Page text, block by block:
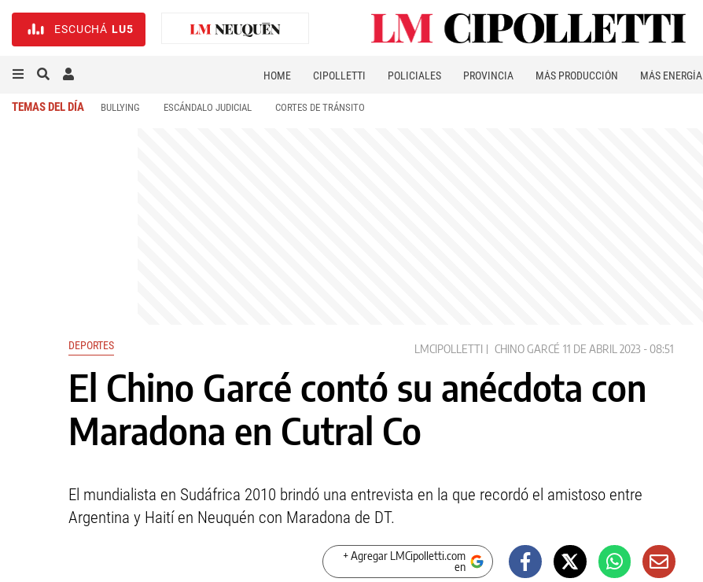
ESCUCHÁ LU5
HOME CIPOLLETTI POLICIALES PROVINCIA MÁS PRODUCCIÓN MÁS ENERGÍA
TEMAS DEL DÍA BULLYING ESCÁNDALO JUDICIAL CORTES DE TRÁNSITO
DEPORTES LMCIPOLLETTI CHINO GARCÉ 11 DE ABRIL 2023 - 08:51
El Chino Garcé contó su anécdota con
Maradona en Cutral Co
El mundialista en Sudáfrica 2010 brindó una entrevista en la que recordó el amistoso entre
Argentina y Haití en Neuquén con Maradona de DT.
+ Agregar LMCipolletti.com
en